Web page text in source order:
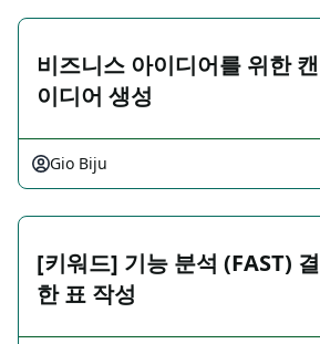
비즈니스 아이디어를 위한
이디어 생성
Gio Biju
[키워드] 기능 분석 (FAST)
한 표 작성